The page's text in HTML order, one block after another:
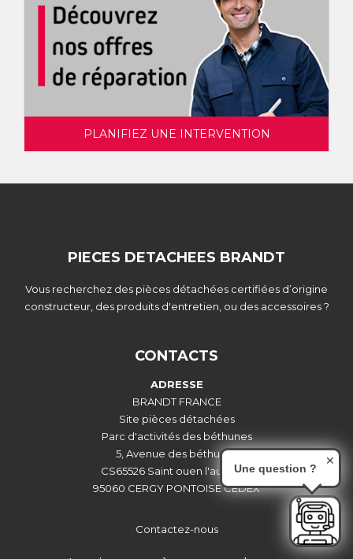
PLANIFIEZ UNE INTERVENTION
PIECES DETACHEES BRANDT
Vous recherchez des pièces détachées certifiées d’origine
constructeur, des produits d'entretien, ou des accessoires ?
CONTACTS
ADRESSE
BRANDT FRANCE
Site pièces détachées
Parc d'activités des béthunes
5, Avenue des béthunes
CS65526 Saint ouen l'aumône
95060 CERGY PONTOISE CEDEX
Contactez-nous
Une question ?
✕